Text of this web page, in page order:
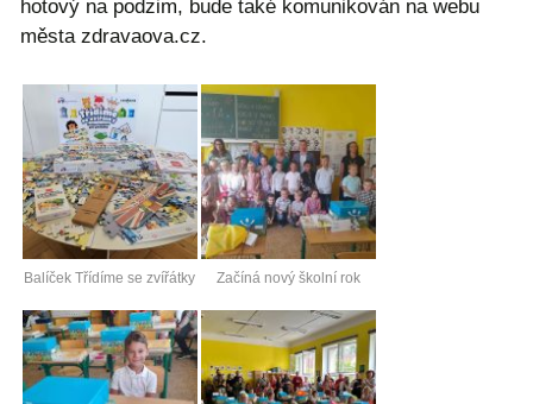
hotový na podzim, bude také komunikován na webu
města zdravaova.cz.
Balíček Třídíme se zvířátky Začíná nový školní rok